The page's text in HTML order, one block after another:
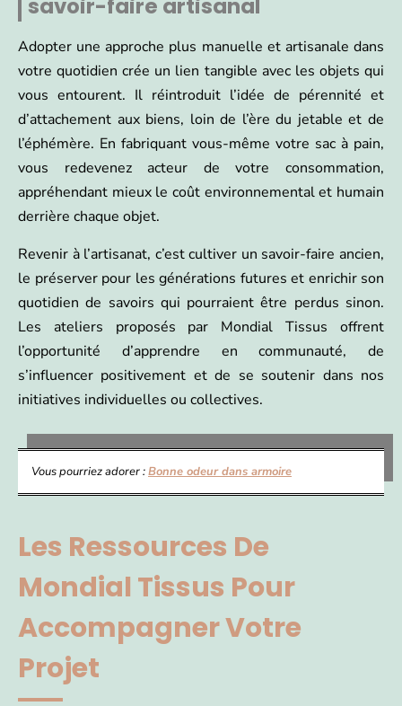
savoir-faire artisanal
Adopter une approche plus manuelle et artisanale dans
votre quotidien crée un lien tangible avec les objets qui
vous entourent. Il réintroduit l’idée de pérennité et
d’attachement aux biens, loin de l’ère du jetable et de
l’éphémère. En fabriquant vous-même votre sac à pain,
vous redevenez acteur de votre consommation,
appréhendant mieux le coût environnemental et humain
derrière chaque objet.
Revenir à l’artisanat, c’est cultiver un savoir-faire ancien,
le préserver pour les générations futures et enrichir son
quotidien de savoirs qui pourraient être perdus sinon.
Les ateliers proposés par Mondial Tissus offrent
l’opportunité d’apprendre en communauté, de
s’influencer positivement et de se soutenir dans nos
initiatives individuelles ou collectives.
Vous pourriez adorer :Bonne odeur dans armoire
Les Ressources De
Mondial Tissus Pour
Accompagner Votre
Projet